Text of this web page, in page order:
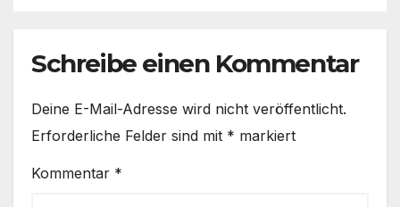
Schreibe einen Kommentar
Deine E-Mail-Adresse wird nicht veröffentlicht.
Erforderliche Felder sind mit * markiert
Kommentar *